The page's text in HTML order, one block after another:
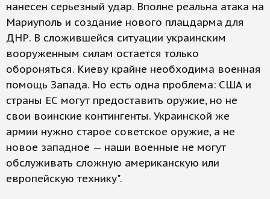
нанесен серьезный удар. Вполне реальна атака на
Мариуполь и создание нового плацдарма для
ДНР. В сложившейся ситуации украинским
вооруженным силам остается только
обороняться. Киеву крайне необходима военная
помощь Запада. Но есть одна проблема: США и
страны ЕС могут предоставить оружие, но не
свои воинские контингенты. Украинской же
армии нужно старое советское оружие, а не
новое западное — наши военные не могут
обслуживать сложную американскую или
европейскую технику".